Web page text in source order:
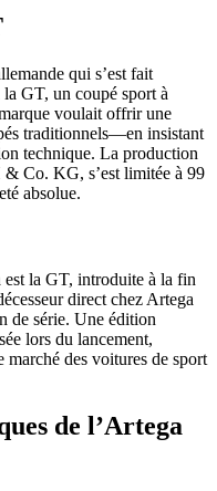
qui s’est fait
la GT, un coupé sport à
voulait offrir une
traditionnels—en insistant
technique. La production
Co. KG, s’est limitée à 99
absolue.
la GT, introduite à la fin
direct chez Artega
de série. Une édition
lors du lancement,
marché des voitures de sport
de l’Artega